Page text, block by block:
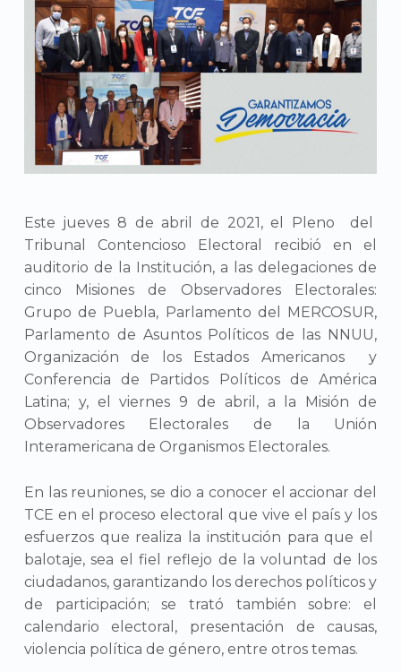
Este jueves 8 de abril de 2021, el Pleno del
Tribunal Contencioso Electoral recibió en el
auditorio de la Institución, a las delegaciones de
cinco Misiones de Observadores Electorales:
Grupo de Puebla, Parlamento del MERCOSUR,
Parlamento de Asuntos Políticos de las NNUU,
Organización de los Estados Americanos y
Conferencia de Partidos Políticos de América
Latina; y, el viernes 9 de abril, a la Misión de
Observadores Electorales de la Unión
Interamericana de Organismos Electorales.
En las reuniones, se dio a conocer el accionar del
TCE en el proceso electoral que vive el país y los
esfuerzos que realiza la institución para que el
balotaje, sea el fiel reflejo de la voluntad de los
ciudadanos, garantizando los derechos políticos y
de participación; se trató también sobre: el
calendario electoral, presentación de causas,
violencia política de género, entre otros temas.